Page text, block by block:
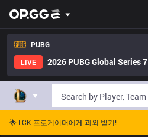
PUBG
LIVE
2026 PUBG Global Series 7
🌟 LCK 프로게이머에게 과외 받기!